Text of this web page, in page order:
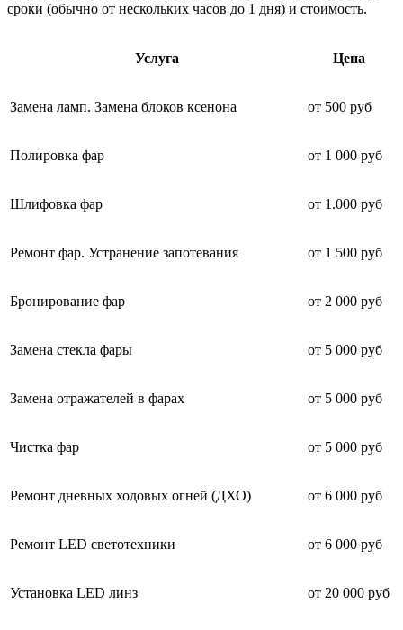
сроки (обычно от нескольких часов до 1 дня) и стоимость.
Услуга Цена
Замена ламп. Замена блоков ксенона от 500 руб
Полировка фар от 1 000 руб
Шлифовка фар от 1.000 руб
Ремонт фар. Устранение запотевания от 1 500 руб
Бронирование фар от 2 000 руб
Замена стекла фары от 5 000 руб
Замена отражателей в фарах от 5 000 руб
Чистка фар от 5 000 руб
Ремонт дневных ходовых огней (ДХО) от 6 000 руб
Ремонт LED светотехники от 6 000 руб
Установка LED линз от 20 000 руб